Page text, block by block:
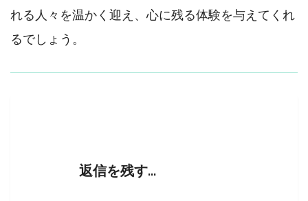
れる人々を温かく迎え、心に残る体験を与えてくれ
るでしょう。
返信を残す…